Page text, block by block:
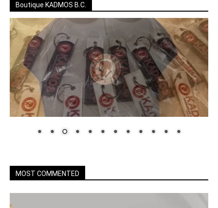
Boutique KADMOS B.C.
MOST COMMENTED